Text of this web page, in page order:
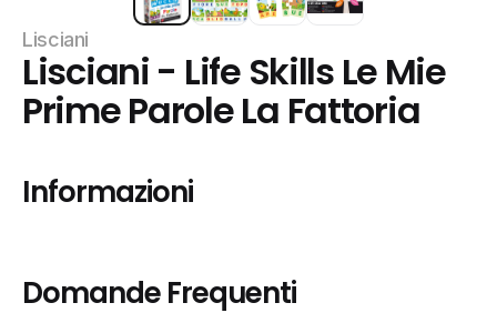
Lisciani
Lisciani - Life Skills Le Mie
Prime Parole La Fattoria
Informazioni
Domande Frequenti